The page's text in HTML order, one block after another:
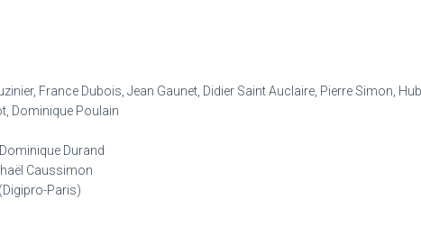
France Dubois, Jean Gaunet, Didier Saint Auclaire, Pierre Simon,
Dominique Poulain
Durand
Caussimon
Paris)